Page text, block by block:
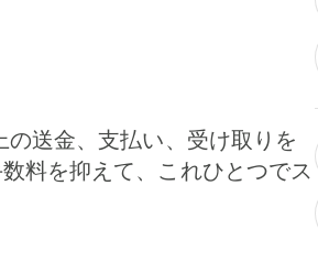
送金、支払い、受け取りを
料を抑えて、これひとつでス